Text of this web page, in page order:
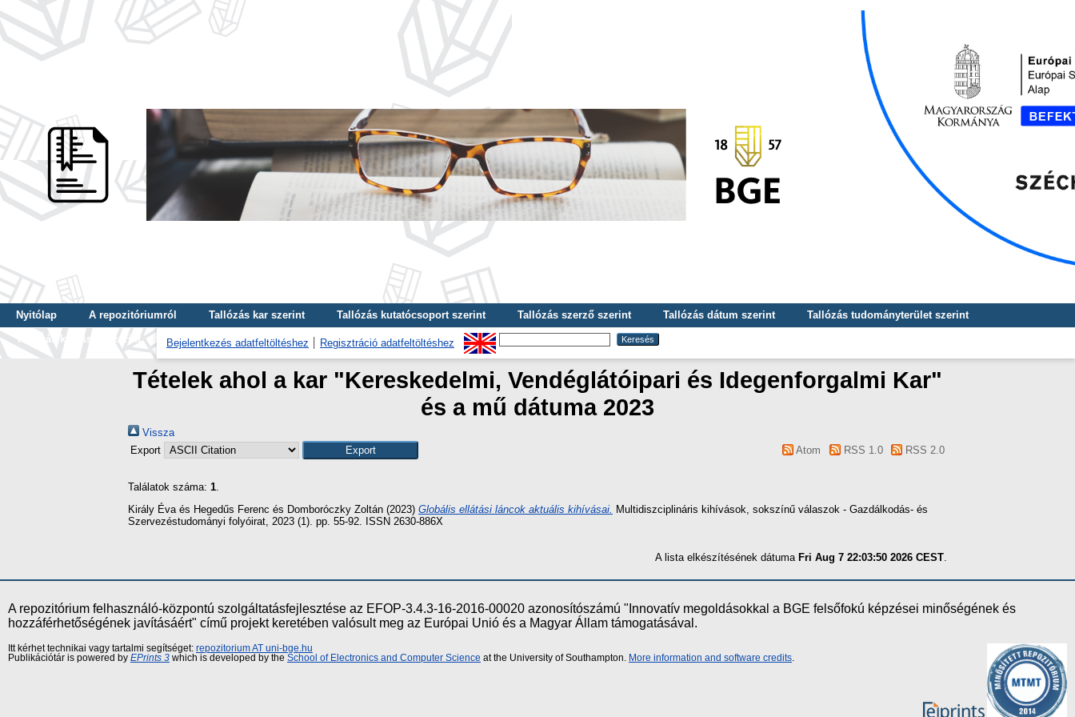
Nyitólap A repozitóriumról Tallózás kar szerint Tallózás kutatócsoport szerint Tallózás szerző szerint Tallózás dátum szerint
Tallózás tudományterület szerint
Tallózás kulcsszó szerint
Bejelentkezés adatfeltöltéshez Regisztráció adatfeltöltéshez
Tételek ahol a kar "Kereskedelmi, Vendéglátóipari és Idegenforgalmi Kar"
és a mű dátuma 2023
Vissza
Export
Atom RSS 1.0 RSS 2.0
Találatok száma: 1.
Király Éva és Hegedűs Ferenc és Domboróczky Zoltán (2023) Globális ellátási láncok aktuális kihívásai.
Multidiszciplináris kihívások, sokszínű válaszok - Gazdálkodás- és
Szervezéstudományi folyóirat, 2023 (1). pp. 55-92. ISSN 2630-886X
A lista elkészítésének dátuma Fri Aug 7 22:03:50 2026 CEST
A repozitórium felhasználó-központú szolgáltatásfejlesztése az EFOP-3.4.3-16-2016-00020 azonosítószámú "Innovatív megoldásokkal a BGE felsőfokú képzései minőségének és
hozzáférhetőségének javításáért" című projekt keretében valósult meg az Európai Unió és a Magyar Állam támogatásával.
Itt kérhet technikai vagy tartalmi segítséget: repozitorium AT uni-bge.hu
Publikációtár is powered by EPrints 3 which is developed by the School of Electronics and Computer Science at the University of Southampton. More information and software credits